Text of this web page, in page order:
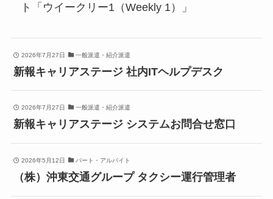
ト「ウイークリー1（Weekly 1）」
2026年7月27日 一般派遣・紹介派遣
新報キャリアステージ 社内ITヘルプデスク
2026年7月27日 一般派遣・紹介派遣
新報キャリアステージ システムお問合せ窓口
2026年5月12日 パート・アルバイト
（株）沖東交通グループ タクシー運行管理者